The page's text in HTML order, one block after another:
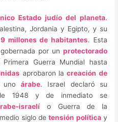
Estado judío del planeta.
Jordania y Egipto, y su
millones de habitantes. Esta
por un protectorado
Guerra Mundial hasta
aprobaron lacreación de
árabe. Israel declaró su
1948 y de inmediato se
israelí o Guerra de la
siglo detensión políticay